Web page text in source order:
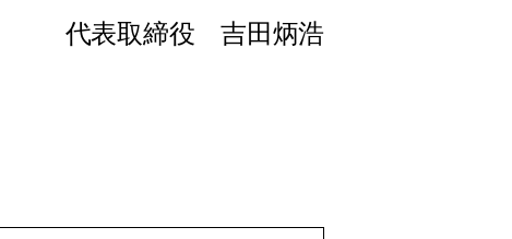
代表取締役 吉田炳浩